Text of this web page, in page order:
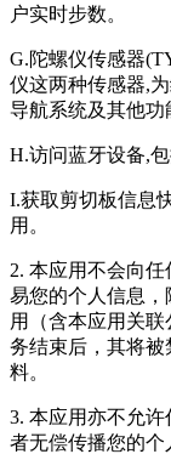
户实时步数。
G.陀螺仪传感器
仪这两种传感器,
导航系统及其他功
H.访问蓝牙设备,
I.获取剪切板信息
用。
2. 本应用不会向
易您的个人信息
用（含本应用关
务结束后，其将
料。
3. 本应用亦不允
者无偿传播您的